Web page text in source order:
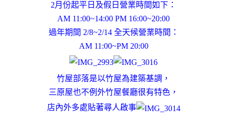
2月份起平日及假日營業時間如下：
AM 11:00~14:00 PM 16:00~20:00
過年期間 2/8~2/14 全天候營業時間：
AM 11:00~PM 20:00
竹屋部落是以竹屋為建築基調，
三原屋也不例外竹屋餐廳很有特色，
店內外多處貼著尋人啟事